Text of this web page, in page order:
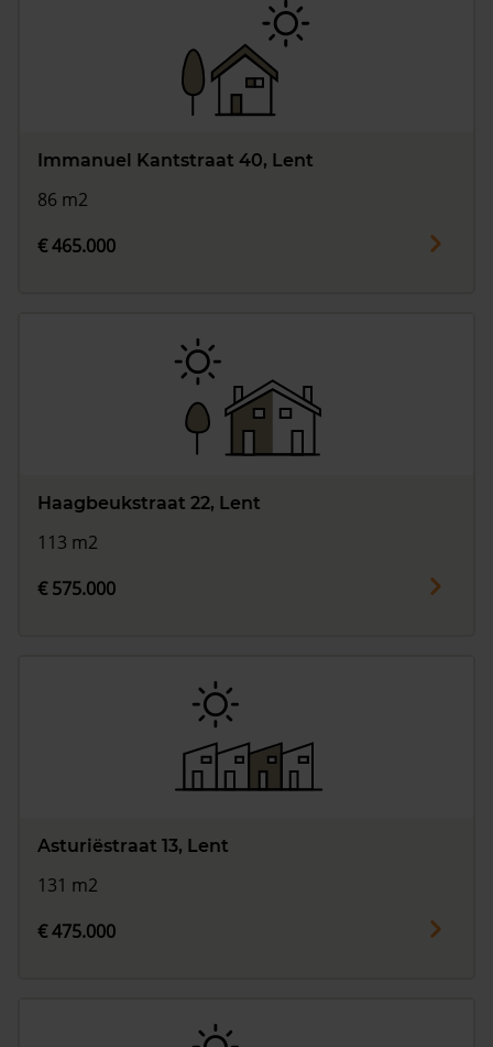
Immanuel Kantstraat 40, Lent
86 m2
€ 465.000
Haagbeukstraat 22, Lent
113 m2
€ 575.000
Asturiëstraat 13, Lent
131 m2
€ 475.000